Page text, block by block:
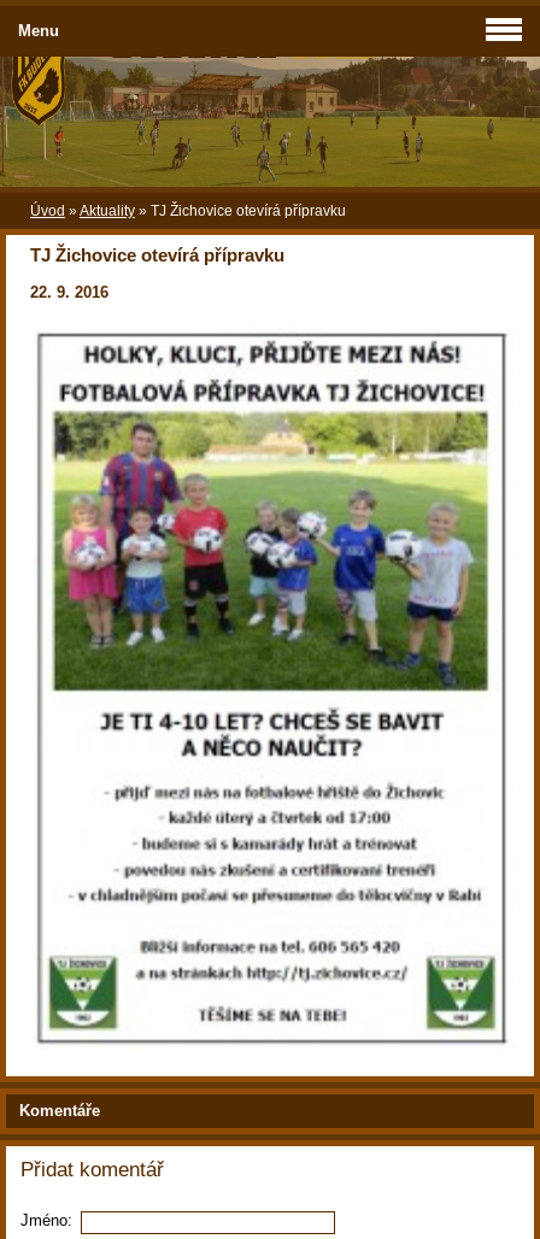
Úvod »Aktuality » TJ Žichovice otevírá přípravku
TJ Žichovice otevírá přípravku
22. 9. 2016
Komentáře
Přidat komentář
Jméno:
Menu